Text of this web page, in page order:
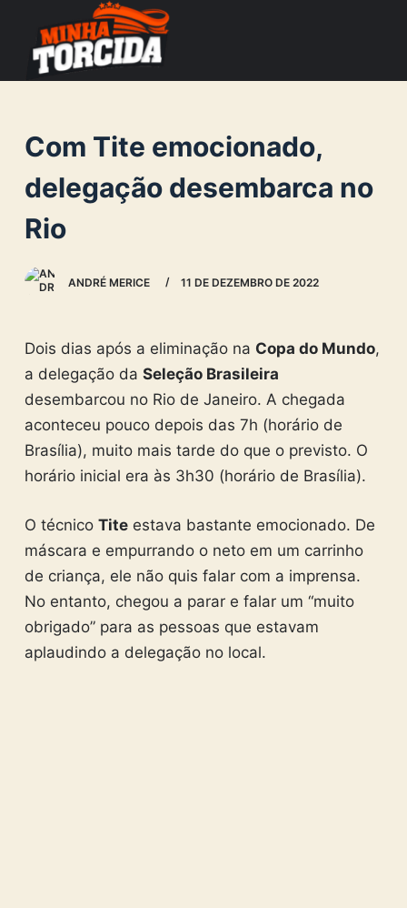
o
o
e
Com Tite emocionado,
delegação desembarca no
Rio
ANDRÉ MERICE 11 DE DEZEMBRO DE 2022
Dois dias após a eliminação na Copa do Mundo,
a delegação da Seleção Brasileira
desembarcou no Rio de Janeiro. A chegada
aconteceu pouco depois das 7h (horário de
Brasília), muito mais tarde do que o previsto. O
horário inicial era às 3h30 (horário de Brasília).
O técnico Titeestava bastante emocionado. De
máscara e empurrando o neto em um carrinho
de criança, ele não quis falar com a imprensa.
No entanto, chegou a parar e falar um “muito
obrigado” para as pessoas que estavam
aplaudindo a delegação no local.